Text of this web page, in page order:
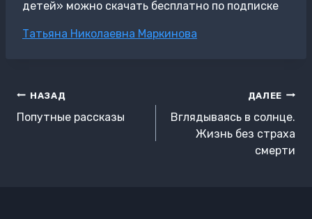
детей» можно скачать бесплатно по подписке
Метки
Татьяна Николаевна Маркинова
Навигация
по
НАЗАД
Попутные рассказы
ДАЛЕЕ
Вглядываясь в солнце.
Жизнь без страха
смерти